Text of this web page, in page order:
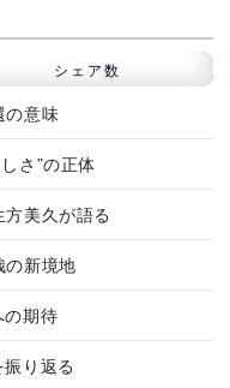
シェア数
の意味
さ”の正体
方美久が語る
の新境地
の期待
り返る